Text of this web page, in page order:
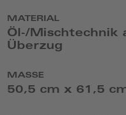
MATERIAL
Öl-/Mischtechnik
Überzug
MASSE
50,5 cm x 61,5